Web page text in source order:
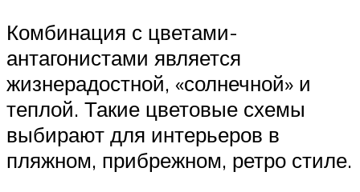
Комбинация с цветами-
антагонистами является
жизнерадостной, «солнечной» и
теплой. Такие цветовые схемы
выбирают для интерьеров в
пляжном, прибрежном, ретро стиле.